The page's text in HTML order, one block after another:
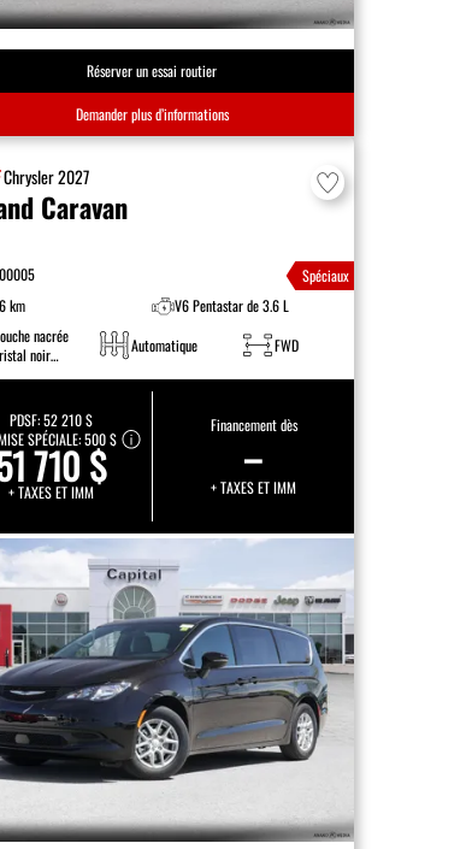
Réserver un essai routier
Demander plus d’informations
Chrysler2027
Caravan
Spéciaux
km
V6 Pentastar de 3.6 L
nacrée
noir
Automatique FWD
PDSF:52 210 $
SPÉCIALE:500 $
710 $
+ TAXES ET IMM
Financement dès
–
+ TAXES ET IMM